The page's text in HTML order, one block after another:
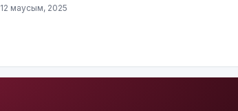
12 маусым, 2025